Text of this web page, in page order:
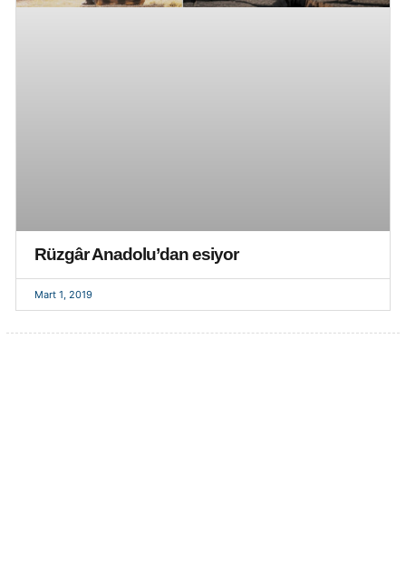
Rüzgâr Anadolu’dan esiyor
Mart 1, 2019